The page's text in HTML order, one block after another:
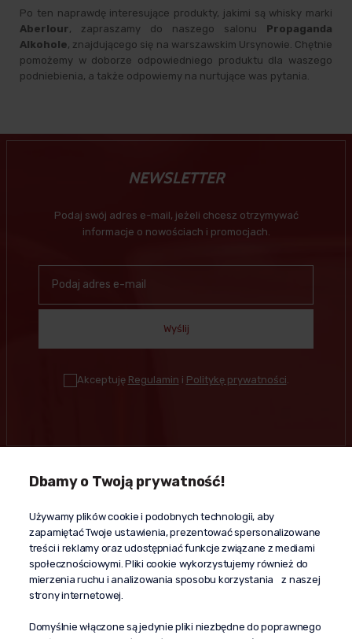
Po ten naprawdę interesujące produkty, jakimi są whisky marki
Aberlour, zapraszamy do naszego salonu Propaganda
Alkohole, znajdującego się na warszawskim Ursynowie. Chętnie
pomożemy w doborze odpowiedniego produktu dla waszego
podniebienia, a także odpowiemy na nurtujące was pytania.
NEWSLETTER
Podaj swój adres e-mail, jeżeli chcesz otrzymywać
informacje o nowościach i promocjach.
Wyślij
Akceptuję Regulamin i Politykę prywatności
Kontakt
+48 603 610 870
kontakt@propaganda24h.pl
“Propaganda"
al. Komisji Edukacji Narodowej 51/U5
02-797 Warszawa
Pomoc
Dbamy o Twoją prywatność!
Używamy plików cookie i podobnych technologii, aby
zapamiętać Twoje ustawienia, prezentować spersonalizowane
treści i reklamy oraz udostępniać funkcje związane z mediami
społecznościowymi. Pliki cookie wykorzystujemy również do
mierzenia ruchu i analizowania sposobu korzystania z naszej
strony internetowej.
Domyślnie włączone są jedynie pliki niezbędne do poprawnego